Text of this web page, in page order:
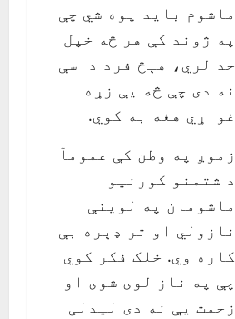
ماشوم باید پوه شي چې
په ژوند کې هر څه خپل
حد لري، هېڅ فرد داسې
نه دی چې څه یې زړه
غواړي هغه به کوي.
زموږ په وطن کې عمومآ
د شتمنو کورنیو
ماشومان په لوینې
نازولي او تر ډېره بې
کاره وي. خلک فکر کوي
چې په ناز لوی شوی او
زحمت یې نه دی لیدلی